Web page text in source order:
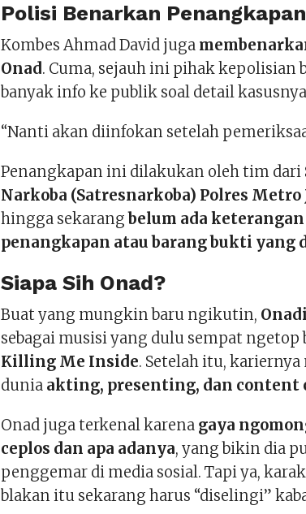
Polisi Benarkan
Kombes Ahmad David juga
Onad. Cuma, sejauh ini pihak kepolisian
banyak info ke publik soal detail
“Nanti akan diinfokan setelah
Penangkapan ini dilakukan oleh tim dari
Narkoba (Satresnarkoba) Polres Metro
hingga sekarangbelum ada
penangkapan atau barang bukti yang
Siapa Sih Onad?
Buat yang mungkin baru ngikutin,
sebagai musisi yang dulu sempat ngetop
Killing Me Inside. Setelah itu,
dunia akting, presenting, dan content
Onad juga terkenal karena gaya
ceplos dan apa adanya, yang bikin dia
penggemar di media sosial. Tapi ya,
blakan itu sekarang harus “diselingi”